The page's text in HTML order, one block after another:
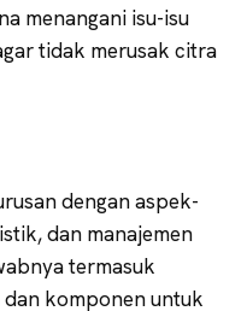
menangani isu-isu
tidak merusak citra
dengan aspek-
dan manajemen
termasuk
komponen untuk